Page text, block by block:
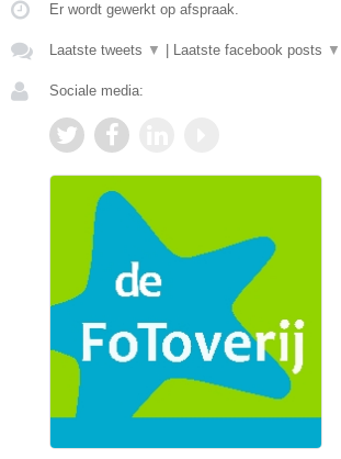
Er wordt gewerkt op afspraak.
Laatste tweets ▼ Laatste facebook posts ▼
Sociale media: